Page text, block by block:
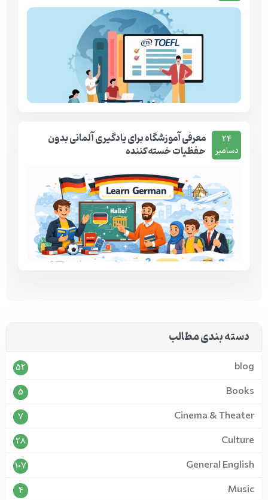
24
دسامبر
معرفی آموزشگاه برای یادگیری آلمانی بدون
حفظیات خسته‌کننده
دسته بندی مطالب
blog
52
Books
5
Cinema & Theater
7
Culture
28
General English
107
Music
4